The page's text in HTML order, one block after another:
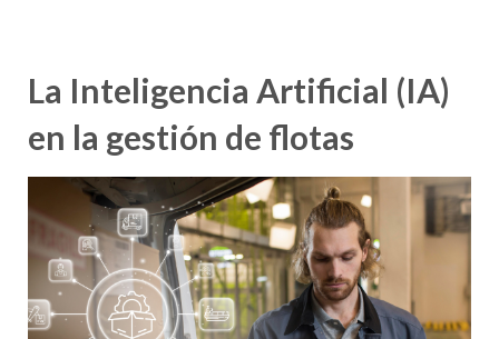
La Inteligencia Artificial (IA)
en la gestión de flotas